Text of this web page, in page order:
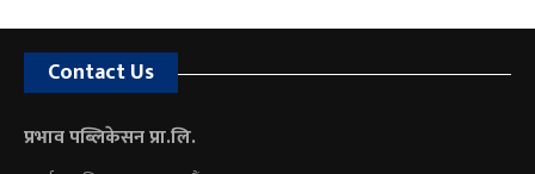
Contact Us
प्रभाव पब्लिकेसन प्रा.लि.